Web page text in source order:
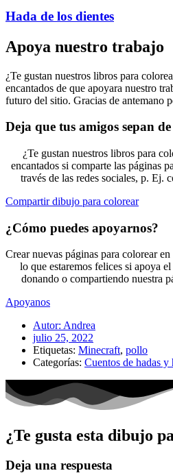
Hada de los dientes
Apoya nuestro trabajo
¿Te gustan nuestros libros para
encantados de que apoyara nuestro
futuro del sitio. Gracias de antemano
Deja que tus amigos sepan
¿Te gustan nuestros libros para
encantados si comparte las páginas
través de las redes sociales, p. Ej.
Compartir dibujo para colorear
¿Cómo puedes apoyarnos?
Crear nuevas páginas para colorear
lo que estaremos felices si apoya
donando o compartiendo nuestra
Apoyanos
Autor: Andrea
julio 25, 2022
Etiquetas: Minecraft, pollo
Categorías: Cuentos de hadas y
¿Te gusta esta dibujo
Deja una respuesta